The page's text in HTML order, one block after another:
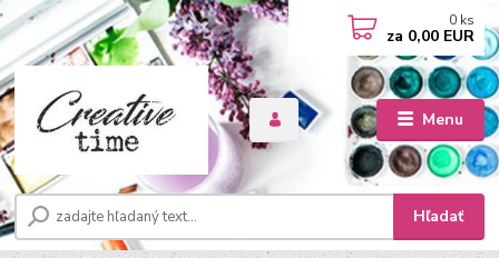
Menu
Hľadať
0 ks
za 0,00 EUR